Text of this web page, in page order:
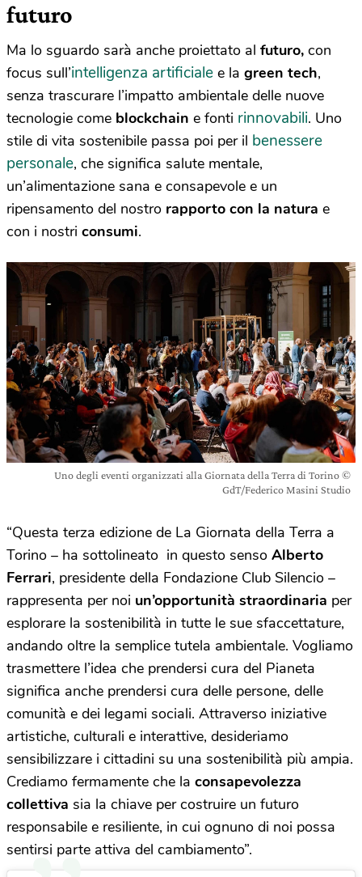
futuro
Ma lo sguardo sarà anche proiettato al futuro, con
focus sull’intelligenza artificiale e la green tech,
senza trascurare l’impatto ambientale delle nuove
tecnologie come blockchain e fonti rinnovabili. Uno
stile di vita sostenibile passa poi per il benessere
personale, che significa salute mentale,
un’alimentazione sana e consapevole e un
ripensamento del nostro rapporto con la natura e
con i nostri consumi.
Uno degli eventi organizzati alla Giornata della Terra di Torino ©
GdT/Federico Masini Studio
“Questa terza edizione de La Giornata della Terra a
Torino – ha sottolineato in questo senso Alberto
Ferrari, presidente della Fondazione Club Silencio –
rappresenta per noi un’opportunità straordinaria per
esplorare la sostenibilità in tutte le sue sfaccettature,
andando oltre la semplice tutela ambientale. Vogliamo
trasmettere l’idea che prendersi cura del Pianeta
significa anche prendersi cura delle persone, delle
comunità e dei legami sociali. Attraverso iniziative
artistiche, culturali e interattive, desideriamo
sensibilizzare i cittadini su una sostenibilità più ampia.
Crediamo fermamente che la consapevolezza
collettiva sia la chiave per costruire un futuro
responsabile e resiliente, in cui ognuno di noi possa
sentirsi parte attiva del cambiamento”.